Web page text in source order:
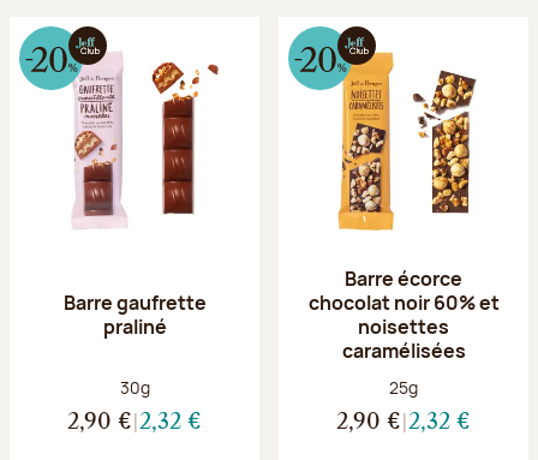
Barre gaufrette
praliné
Poids net :
30g
2,90 € 2,32 €
Barre écorce
chocolat noir 60% et
noisettes
caramélisées
Poids net :
25g
2,90 € 2,32 €